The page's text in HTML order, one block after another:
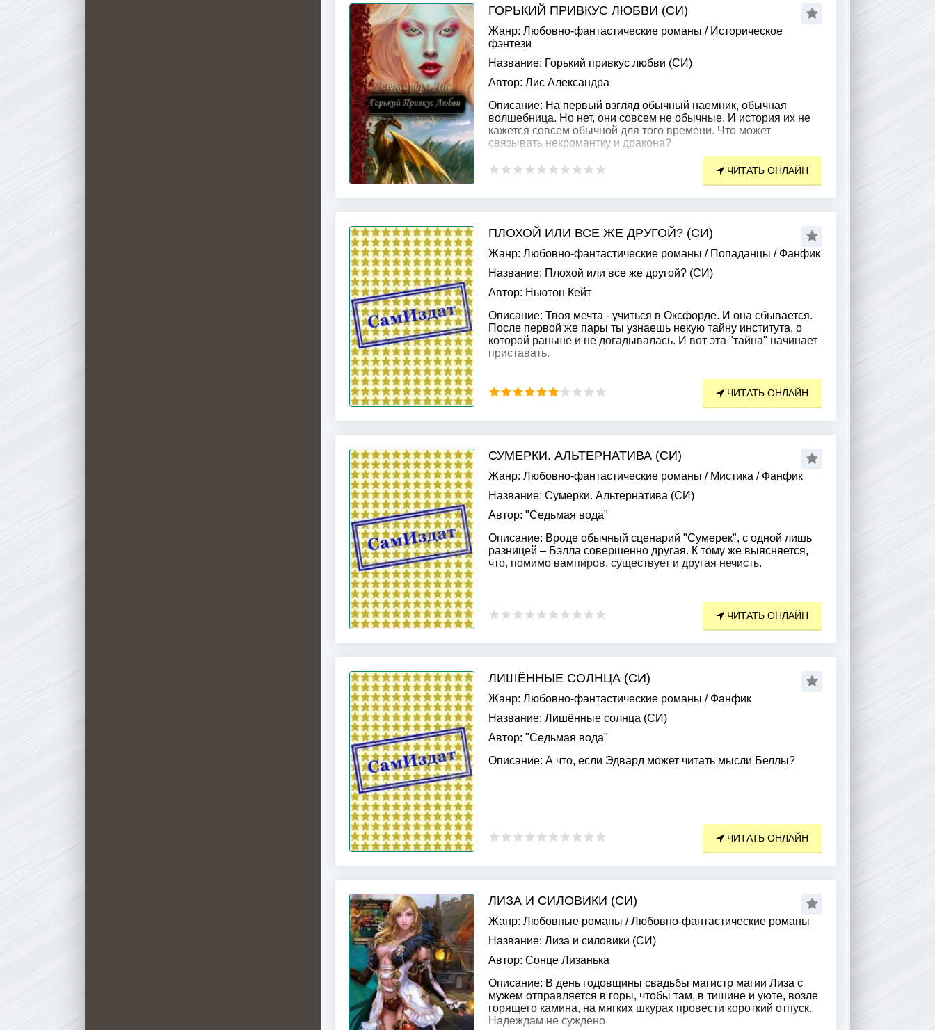
ГОРЬКИЙ ПРИВКУС ЛЮБВИ (СИ)
Жанр: Любовно-фантастические романы / Историческое
фэнтези
Название: Горький привкус любви (СИ)
Автор: Лис Александра
Описание: На первый взгляд обычный наемник, обычная
волшебница. Но нет, они совсем не обычные. И история их не
кажется совсем обычной для того времени. Что может
связывать некромантку и дракона?
ЧИТАТЬ ОНЛАЙН
ПЛОХОЙ ИЛИ ВСЕ ЖЕ ДРУГОЙ? (СИ)
Жанр: Любовно-фантастические романы / Попаданцы / Фанфик
Название: Плохой или все же другой? (СИ)
Автор: Ньютон Кейт
Описание: Твоя мечта - учиться в Оксфорде. И она сбывается.
После первой же пары ты узнаешь некую тайну института, о
которой раньше и не догадывалась. И вот эта "тайна" начинает
приставать.
ЧИТАТЬ ОНЛАЙН
СУМЕРКИ. АЛЬТЕРНАТИВА (СИ)
Жанр: Любовно-фантастические романы / Мистика / Фанфик
Название: Сумерки. Альтернатива (СИ)
Автор: "Седьмая вода"
Описание: Вроде обычный сценарий "Сумерек", с одной лишь
разницей – Бэлла совершенно другая. К тому же выясняется,
что, помимо вампиров, существует и другая нечисть.
ЧИТАТЬ ОНЛАЙН
ЛИШЁННЫЕ СОЛНЦА (СИ)
Жанр: Любовно-фантастические романы / Фанфик
Название: Лишённые солнца (СИ)
Автор: "Седьмая вода"
Описание: А что, если Эдвард может читать мысли Беллы?
ЧИТАТЬ ОНЛАЙН
ЛИЗА И СИЛОВИКИ (СИ)
Жанр: Любовные романы /Любовно-фантастические романы
Название: Лиза и силовики (СИ)
Автор: Сонце Лизанька
Описание: В день годовщины свадьбы магистр магии Лиза с
мужем отправляется в горы, чтобы там, в тишине и уюте, возле
горящего камина, на мягких шкурах провести короткий отпуск.
Надеждам не суждено